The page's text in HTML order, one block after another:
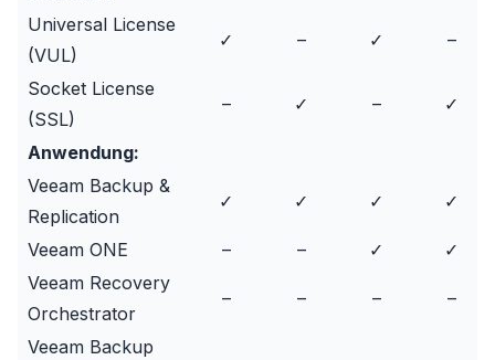
Universal License
(VUL)
✓ – ✓ –
Socket License
(SSL)
– ✓ – ✓
Anwendung:
Veeam Backup &
Replication
✓ ✓ ✓ ✓
Veeam ONE – – ✓
✓
Veeam Recovery
Orchestrator
– – – –
Veeam Backup